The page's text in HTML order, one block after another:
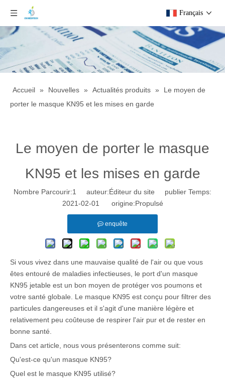
Français
Accueil » Nouvelles » Actualités produits »
Le moyen de
porter le masque KN95 et les mises en garde
Le moyen de porter le masque
KN95 et les mises en garde
Nombre Parcourir:1 auteur:Éditeur du site publier Temps:
2021-02-01 origine:Propulsé
enquête
Si vous vivez dans une mauvaise qualité de l'air ou que vous
êtes entouré de maladies infectieuses, le port d'un masque
KN95 jetable est un bon moyen de protéger vos poumons et
votre santé globale. Le masque KN95 est conçu pour filtrer des
particules dangereuses et il s'agit d'une manière légère et
relativement peu coûteuse de respirer l'air pur et de rester en
bonne santé.
Dans cet article, nous vous présenterons comme suit:
Qu'est-ce qu'un masque KN95?
Quel est le masque KN95 utilisé?